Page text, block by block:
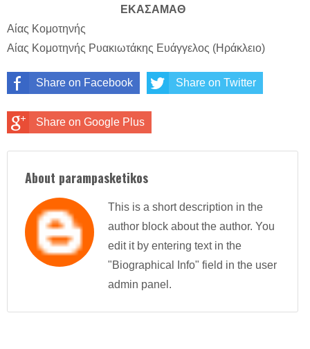
ΕΚΑΣΑΜΑΘ
Αίας Κομοτηνής
Αίας Κομοτηνής Ρυακιωτάκης Ευάγγελος (Ηράκλειο)
Share on Facebook Share on Twitter
Share on Google Plus
About parampasketikos
This is a short description in the
author block about the author. You
edit it by entering text in the
"Biographical Info" field in the user
admin panel.